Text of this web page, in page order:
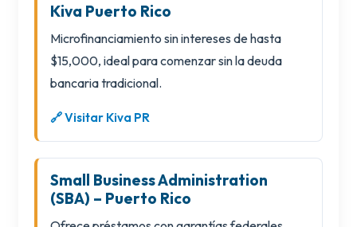
Kiva Puerto Rico
Microfinanciamiento sin intereses de hasta
$15,000, ideal para comenzar sin la deuda
bancaria tradicional.
🔗 Visitar Kiva PR
Small Business Administration
(SBA) – Puerto Rico